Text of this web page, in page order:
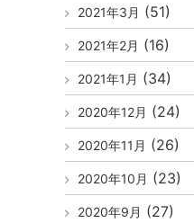
2021年3月 (51)
2021年2月 (16)
2021年1月 (34)
2020年12月 (24)
2020年11月 (26)
2020年10月 (23)
2020年9月 (27)